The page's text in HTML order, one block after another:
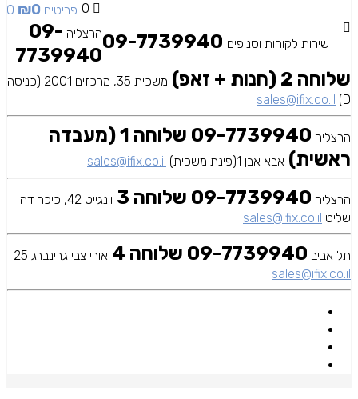
0 0 פריטים ₪0
שירות לקוחות וסניפים
הרצליה 09-
7739940
שלוחה 2 (חנות + זאפ)
משכית 35, מרכזים 2001 (כניסה
D)
sales@ifix.co.il
הרצליה
09-7739940 שלוחה 1 (מעבדה
ראשית) אבא אבן 1(פינת משכית) sales@ifix.co.il
הרצליה 09-7739940 שלוחה 3
וינגייט 42, כיכר דה
שליט sales@ifix.co.il
תל אביב 09-7739940 שלוחה 4
אורי צבי גרינברג 25
sales@ifix.co.il